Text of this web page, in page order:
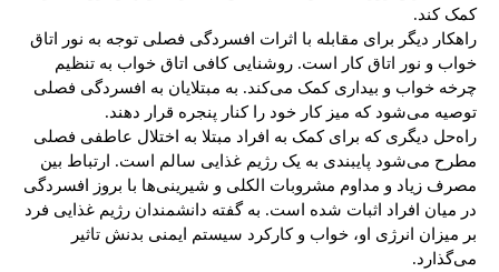
کمک کند.
راهکار دیگر برای مقابله با اثرات افسردگی فصلی توجه به نور اتاق
خواب و نور اتاق کار است. روشنایی کافی اتاق خواب به تنظیم
چرخه خواب و بیداری کمک می‌کند. به مبتلایان به افسردگی فصلی
توصیه می‌شود که میز کار خود را کنار پنجره قرار دهند.
راه‌حل دیگری که برای کمک به افراد مبتلا به اختلال عاطفی فصلی
مطرح‌ می‌شود پایبندی به یک رژیم غذایی سالم است. ارتباط بین
مصرف زیاد و مداوم مشروبات الکلی و شیرینی‌ها با بروز افسردگی
در میان افراد اثبات شده است. به گفته دانشمندان رژیم غذایی فرد
بر میزان انرژی او، خواب و کارکرد سیستم ایمنی بدنش تاثیر
می‌گذارد.